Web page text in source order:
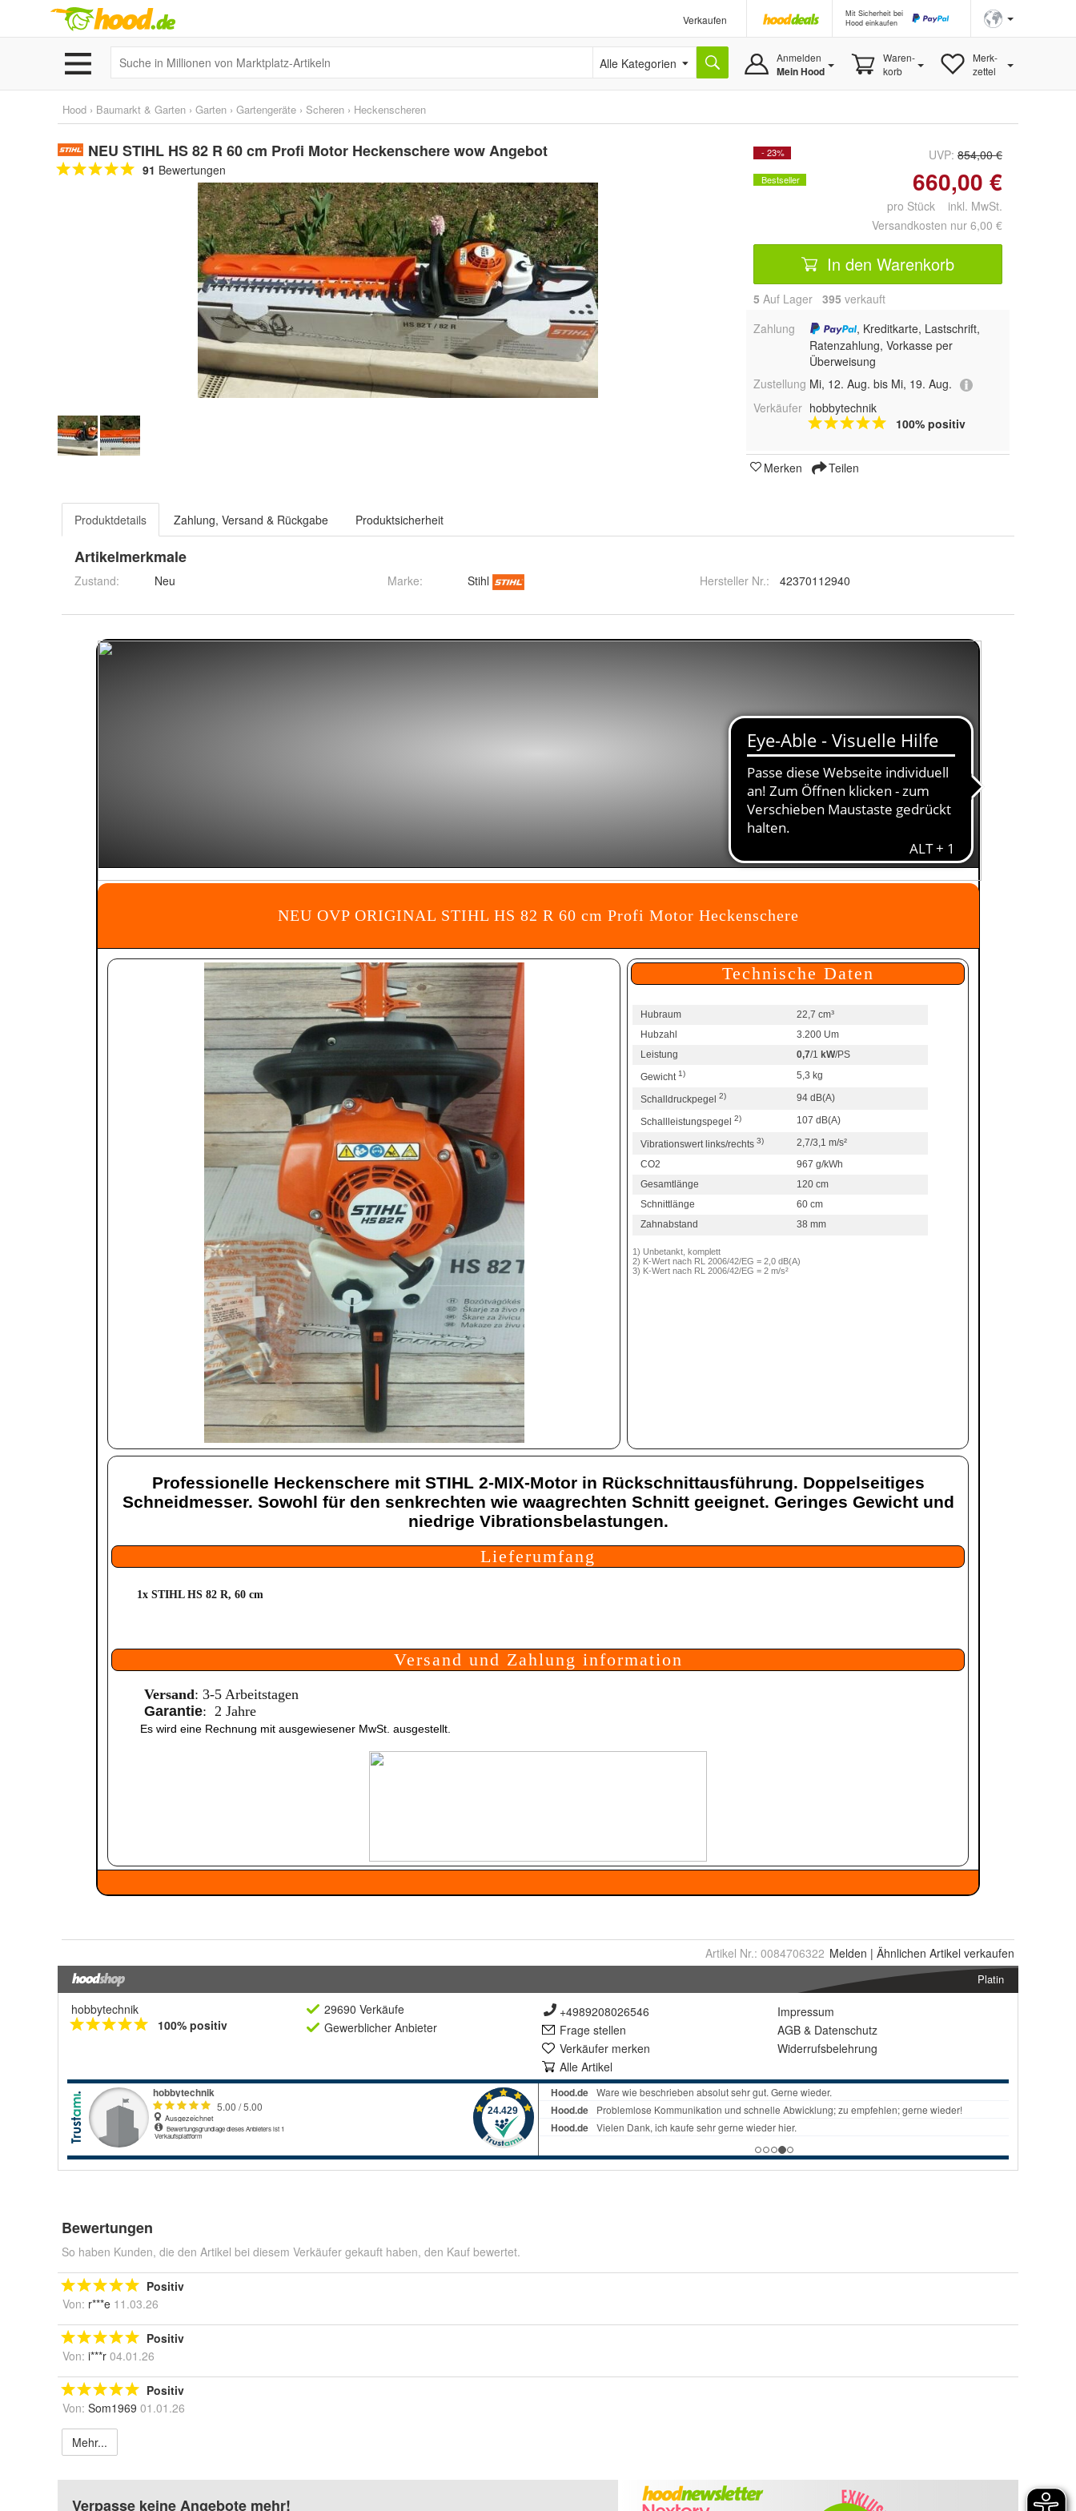
Verkaufen
Mit Sicherheit bei
Hood einkaufen
Alle Kategorien Anmelden
Mein Hood
Waren-
korb
Merk-
zettel
Hood › Baumarkt & Garten › Garten › Gartengeräte › Scheren › Heckenscheren
NEU STIHL HS 82 R 60 cm Profi Motor Heckenschere wow Angebot
91 Bewertungen
- 23% UVP: 854,00 €
Bestseller 660,00 €
pro Stück inkl. MwSt.
Versandkosten nur 6,00 €
In den Warenkorb
5 Auf Lager 395 verkauft
Zahlung
, Kreditkarte, Lastschrift,
Ratenzahlung, Vorkasse per
Überweisung
Zustellung Mi, 12. Aug. bis Mi, 19. Aug.
Verkäufer hobbytechnik
100% positiv
Merken Teilen
Produktdetails Zahlung, Versand & Rückgabe Produktsicherheit
Artikelmerkmale
Zustand: Neu Marke: Stihl Hersteller Nr.: 42370112940
Artikel Nr.: 0084706322 Melden | Ähnlichen Artikel verkaufen
Platin
hobbytechnik
100% positiv
29690 Verkäufe
Gewerblicher Anbieter
+4989208026546
Frage stellen
Verkäufer merken
Alle Artikel
Impressum
AGB & Datenschutz
Widerrufsbelehrung
Bewertungen
So haben Kunden, die den Artikel bei diesem Verkäufer gekauft haben, den Kauf bewertet.
Positiv
Von: r***e 11.03.26
Positiv
Von: i***r 04.01.26
Positiv
Von: Som1969 01.01.26
Mehr...
Verpasse keine Angebote mehr!